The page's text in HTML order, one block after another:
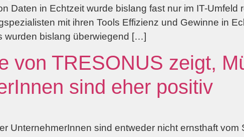
Daten in Echtzeit wurde bislang fast nur im IT-
mit ihren Tools Effizienz und Gewinne in
wurden bislang überwiegend […]
von TRESONUS zeigt,
sind eher positiv
UnternehmerInnen sind entweder nicht ernsthaft